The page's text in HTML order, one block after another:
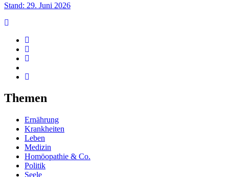
Stand: 29. Juni 2026
Themen
Ernährung
Krankheiten
Leben
Medizin
Homöopathie & Co.
Politik
Seele